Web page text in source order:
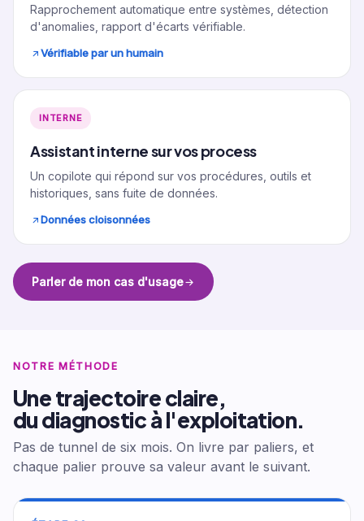
Rapprochement automatique entre systèmes, détection
d'anomalies, rapport d'écarts vérifiable.
Vérifiable par un humain
INTERNE
Assistant interne sur vos process
Un copilote qui répond sur vos procédures, outils et
historiques, sans fuite de données.
Données cloisonnées
Parler de mon cas d'usage
NOTRE MÉTHODE
Une trajectoire claire,
du diagnostic à l'exploitation.
Pas de tunnel de six mois. On livre par paliers, et
chaque palier prouve sa valeur avant le suivant.